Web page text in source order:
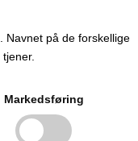
Navnet på de forskellige
Markedsføring